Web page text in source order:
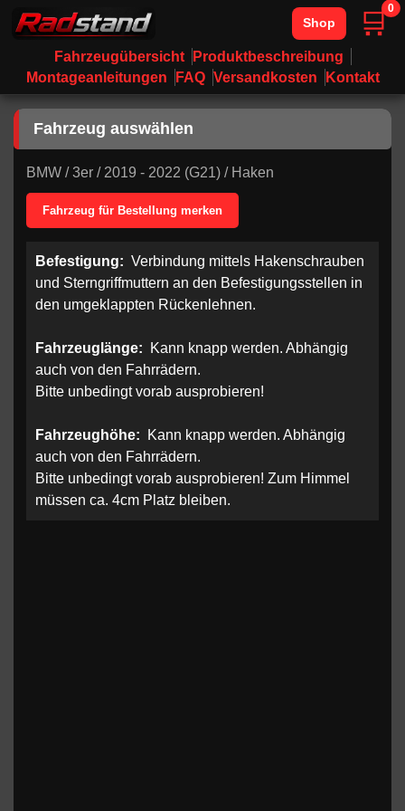
Fahrzeugübersicht
Produktbeschreibung
Montageanleitungen
FAQ Versandkosten Kontakt
Shop 🛒0
Fahrzeug auswählen
BMW /3er / 2019 - 2022 (G21) / Haken
Fahrzeug für Bestellung merken
Befestigung: Verbindung mittels Hakenschrauben
und Sterngriffmuttern an den Befestigungsstellen in
den umgeklappten Rückenlehnen.
Fahrzeuglänge:
Kann knapp werden. Abhängig
auch von den Fahrrädern.
Bitte unbedingt vorab ausprobieren!
Fahrzeughöhe:
Kann knapp werden. Abhängig
auch von den Fahrrädern.
Bitte unbedingt vorab ausprobieren! Zum Himmel
müssen ca. 4cm Platz bleiben.